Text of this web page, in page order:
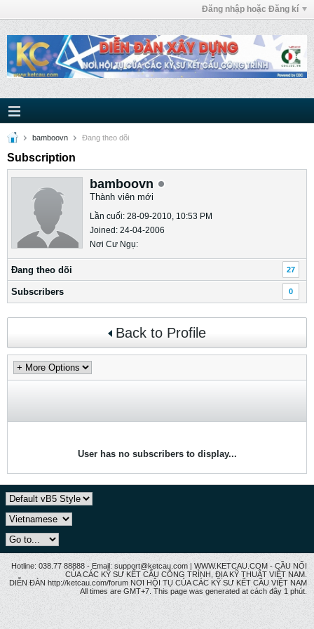
Đăng nhập hoặc Đăng kí
bamboovn Ðang theo dõi
Subscription
bamboovn
Thành viên mới
Lần cuối: 28-09-2010, 10:53 PM
Joined: 24-04-2006
Nơi Cư Ngụ:
Ðang theo dõi 27
Subscribers 0
Back to Profile
User has no subscribers to display...
Hotline: 038.77 88888 - Email: support@ketcau.com | WWW.KETCAU.COM - CẦU NỐI
CỦA CÁC KỸ SƯ KẾT CẤU CÔNG TRÌNH, ĐỊA KỸ THUẬT VIỆT NAM.
DIỄN ĐÀN http://ketcau.com/forum NƠI HỘI TỤ CỦA CÁC KỸ SƯ KẾT CÂU VIỆT NAM
All times are GMT+7. This page was generated at cách đây 1 phút.